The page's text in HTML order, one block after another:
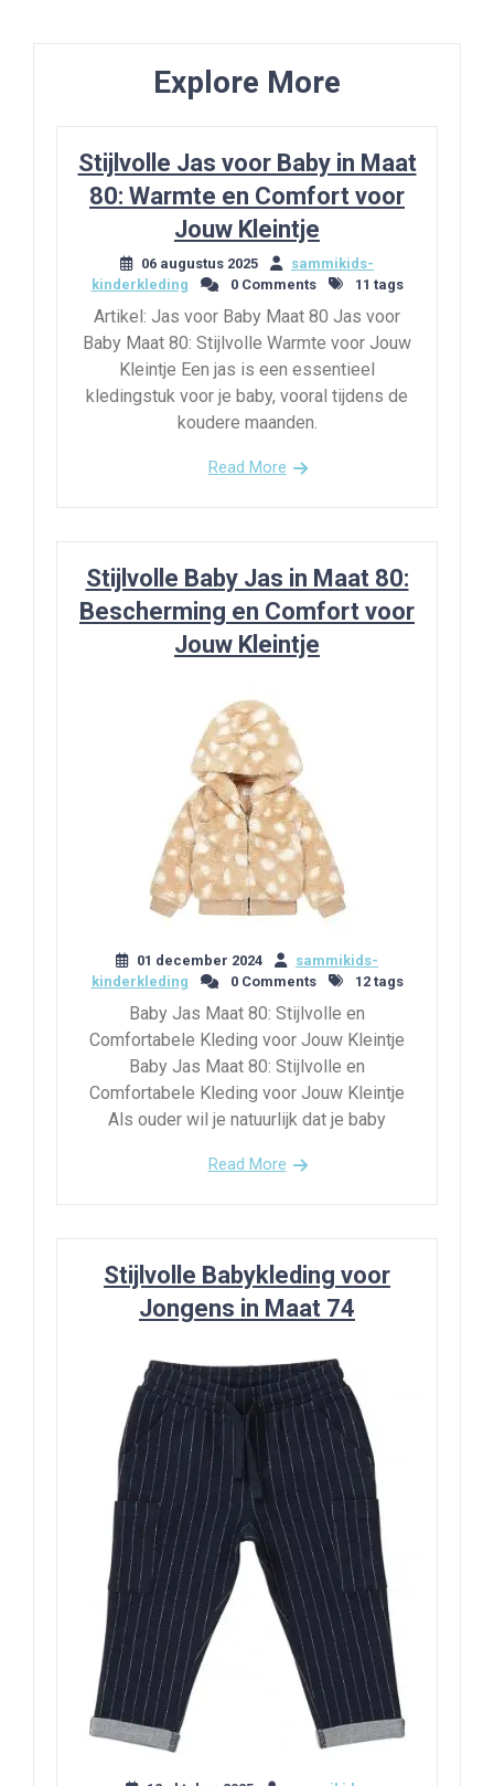
Explore More
Stijlvolle Jas voor Baby in Maat
80: Warmte en Comfort voor
Jouw Kleintje
06 augustus 2025
sammikids-
kinderkleding
0 Comments 11 tags
Artikel: Jas voor Baby Maat 80 Jas voor
Baby Maat 80: Stijlvolle Warmte voor Jouw
Kleintje Een jas is een essentieel
kledingstuk voor je baby, vooral tijdens de
koudere maanden.
Read More
Stijlvolle Baby Jas in Maat 80:
Bescherming en Comfort voor
Jouw Kleintje
01 december 2024
sammikids-
kinderkleding
0 Comments 12 tags
Baby Jas Maat 80: Stijlvolle en
Comfortabele Kleding voor Jouw Kleintje
Baby Jas Maat 80: Stijlvolle en
Comfortabele Kleding voor Jouw Kleintje
Als ouder wil je natuurlijk dat je baby
Read More
Stijlvolle Babykleding voor
Jongens in Maat 74